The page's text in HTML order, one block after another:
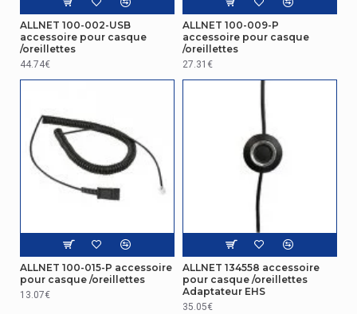
ALLNET 100-002-USB
accessoire pour casque
/oreillettes
44.74€
ALLNET 100-009-P
accessoire pour casque
/oreillettes
27.31€
ALLNET 100-015-P accessoire
pour casque /oreillettes
13.07€
ALLNET 134558 accessoire
pour casque /oreillettes
Adaptateur EHS
35.05€